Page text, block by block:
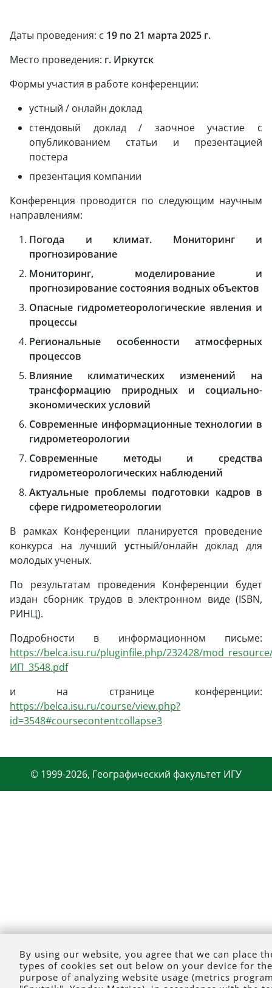
Даты проведения: с 19 по 21 марта 2025 г.
Место проведения: г. Иркутск
Формы участия в работе конференции:
устный / онлайн доклад
стендовый доклад / заочное участие с
опубликованием статьи и презентацией
постера
презентация компании
Конференция проводится по следующим научным
направлениям:
Погода и климат. Мониторинг и
прогнозирование
Мониторинг, моделирование и
прогнозирование состояния водных объектов
Опасные гидрометеорологические явления и
процессы
Региональные особенности атмосферных
процессов
Влияние климатических изменений на
трансформацию природных и социально-
экономических условий
Современные информационные технологии в
гидрометеорологии
Современные методы и средства
гидрометеорологических наблюдений
Актуальные проблемы подготовки кадров в
сфере гидрометеорологии
В рамках Конференции планируется проведение
конкурса на лучший устный/онлайн доклад для
молодых ученых.
По результатам проведения Конференции будет
издан сборник трудов в электронном виде (ISBN,
РИНЦ).
Подробности в информационном письме:
https://belca.isu.ru/pluginfile.php/232428/
ИП_3548.pdf
и на странице конференции:
https://belca.isu.ru/course/view.php?
id=3548#coursecontentcollapse3
© 1999-2026, Географический факультет ИГУ
By using our website, you agree that we can place
types of cookies set out below on your device for the
purpose of analyzing website usage (metrics